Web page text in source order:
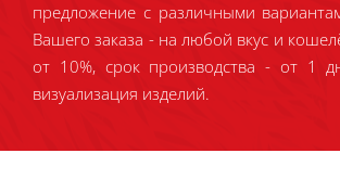
предложение с различными
Вашего заказа - на любой вкус и
от 10%, срок производства - от 1
визуализация изделий.